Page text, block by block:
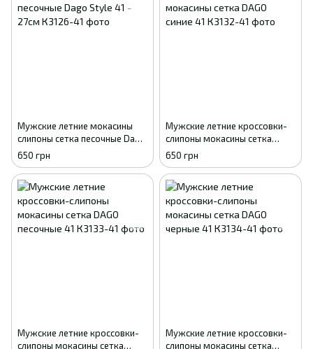
Мужские летние мокасины
слипоны сетка песочные Dago
Style 41 - 27см
650 грн
Мужские летние кроссовки-
слипоны мокасины сетка
DAGO синие 41
650 грн
Мужские летние кроссовки-
слипоны мокасины сетка
Мужские летние кроссовки-
слипоны мокасины сетка